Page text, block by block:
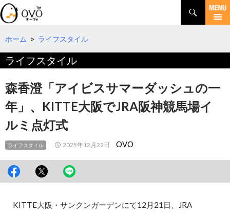
検
索
コ
テ
ツ
へ
移
動
ホーム > ライフスタイル
ライフスタイル
森香澄「アイビスサマーダッシュの一
年」、KITTE大阪でJRA阪神競馬場イ
ルミ点灯式
ライフスタイル 2025年12月22日 OVO
KITTE大阪・サンクンガーデンにて12月21日、JRA